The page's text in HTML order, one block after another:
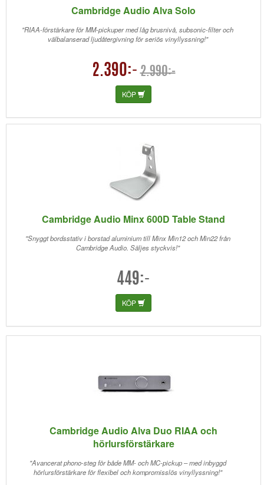
Cambridge Audio Alva Solo
"RIAA-förstärkare för MM-pickuper med låg brusnivå, subsonic-filter och
välbalanserad ljudåtergivning för seriös vinyllyssning!"
2.390:- 2.990:-
KÖP
Cambridge Audio Minx 600D Table Stand
"Snyggt bordsstativ i borstad aluminium till Minx Min12 och Min22 från
Cambridge Audio. Säljes styckvis!"
449:-
KÖP
Cambridge Audio Alva Duo RIAA och
hörlursförstärkare
"Avancerat phono-steg för både MM- och MC-pickup – med inbyggd
hörlursförstärkare för flexibel och kompromisslös vinyllyssning!"